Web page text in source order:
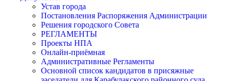
Устав города
Постановления Распоряжения Администрации
Решения городского Совета
РЕГЛАМЕНТЫ
Проекты НПА
Онлайн-приёмная
Административные Регламенты
Основной список кандидатов в присяжные